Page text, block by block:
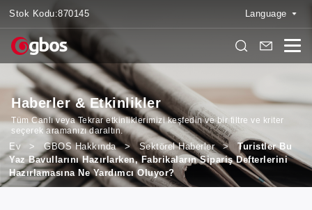
Stok Kodu:870145 Language
Haberler & Etkinlikler
Tüm Canlı veya Tekrar etkinliklerimizi keşfedin ve bir filtre ve kriter
seçerek aramanızı daraltın.
Ev > GBOS Hakkında > Sektörel Haberler >
Turistler Bu
Yaz Bavullarını Hazırlarken, Fabrikaların Sipariş Defterlerini
Hazırlamasına Ne Yardımcı Oluyor?